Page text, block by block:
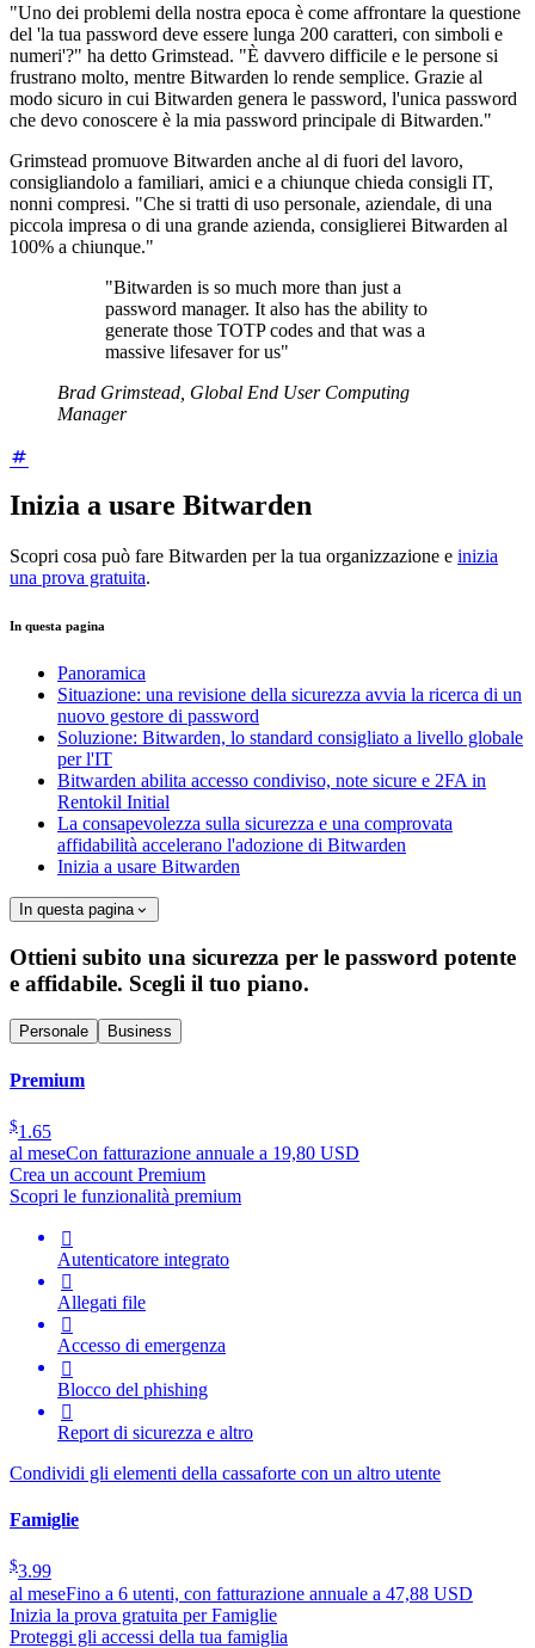
"Uno dei problemi della nostra epoca è come affrontare la questione
del 'la tua password deve essere lunga 200 caratteri, con simboli e
numeri'?" ha detto Grimstead. "È davvero difficile e le persone si
frustrano molto, mentre Bitwarden lo rende semplice. Grazie al
modo sicuro in cui Bitwarden genera le password, l'unica password
che devo conoscere è la mia password principale di Bitwarden."
Grimstead promuove Bitwarden anche al di fuori del lavoro,
consigliandolo a familiari, amici e a chiunque chieda consigli IT,
nonni compresi. "Che si tratti di uso personale, aziendale, di una
piccola impresa o di una grande azienda, consiglierei Bitwarden al
100% a chiunque."
"Bitwarden is so much more than just a
password manager. It also has the ability to
generate those TOTP codes and that was a
massive lifesaver for us"
Brad Grimstead, Global End User Computing
Manager
Inizia a usare Bitwarden
Scopri cosa può fare Bitwarden per la tua organizzazione e inizia
una prova gratuita.
In questa pagina
Panoramica
Situazione: una revisione della sicurezza avvia la ricerca di un
nuovo gestore di password
Soluzione: Bitwarden, lo standard consigliato a livello globale
per l'IT
Bitwarden abilita accesso condiviso, note sicure e 2FA in
Rentokil Initial
La consapevolezza sulla sicurezza e una comprovata
affidabilità accelerano l'adozione di Bitwarden
Inizia a usare Bitwarden
In questa pagina
Ottieni subito una sicurezza per le password potente
e affidabile. Scegli il tuo piano.
Personale Business
Premium
$1.65
al meseCon fatturazione annuale a 19,80 USD
Crea un account Premium
Scopri le funzionalità premium

Autenticatore integrato

Allegati file

Accesso di emergenza

Blocco del phishing

Report di sicurezza e altro
Condividi gli elementi della cassaforte con un altro utente
Famiglie
$3.99
al meseFino a 6 utenti, con fatturazione annuale a 47,88 USD
Inizia la prova gratuita per Famiglie
Proteggi gli accessi della tua famiglia